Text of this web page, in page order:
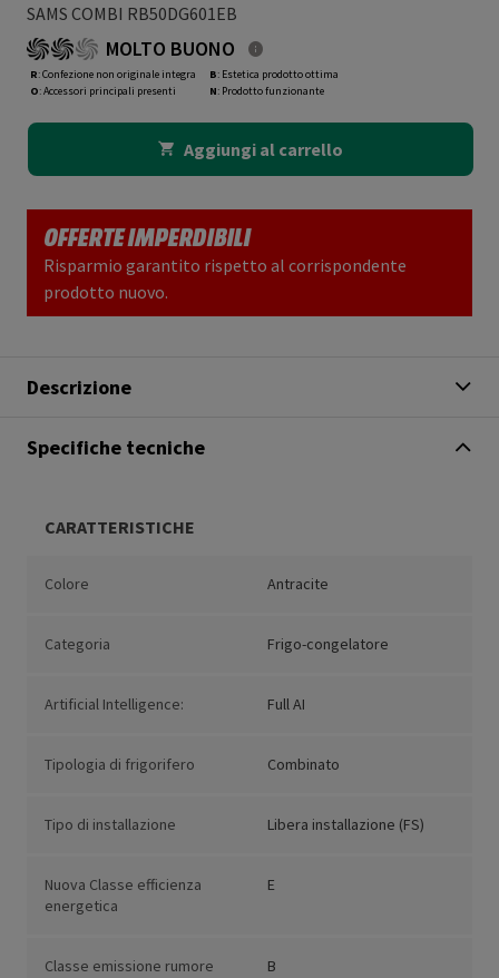
SAMS COMBI RB50DG601EB
MOLTO BUONO
R: Confezione non originale integra
O: Accessori principali presenti
B: Estetica prodotto ottima
N: Prodotto funzionante
Aggiungi al carrello
OFFERTE IMPERDIBILI
Risparmio garantito rispetto al corrispondente
prodotto nuovo.
Descrizione
Specifiche tecniche
CARATTERISTICHE
Colore Antracite
Categoria Frigo-congelatore
Artificial Intelligence: Full AI
Tipologia di frigorifero Combinato
Tipo di installazione Libera installazione (FS)
Nuova Classe efficienza
energetica
E
Classe emissione rumore B